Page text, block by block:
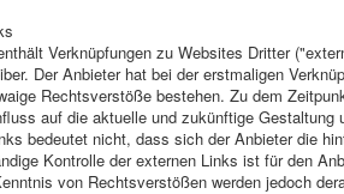
Verknüpfungen zu Websites Dritter
Der Anbieter hat bei der erstmaligen
Rechtsverstöße bestehen. Zu dem
auf die aktuelle und zukünftige
bedeutet nicht, dass sich der Anbieter die
Kontrolle der externen Links ist für den
von Rechtsverstößen werden jedoch